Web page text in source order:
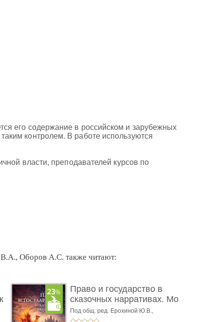
его содержание в российском и зарубежных
контролем. В работе используются
власти, преподавателей курсов по
В.А., Оборов А.С. также читают:
Право и государство в
сказочных нарративах. Мо
...
Под общ. ред. Ерохиной Ю.В.,
Сокольщика И.М.